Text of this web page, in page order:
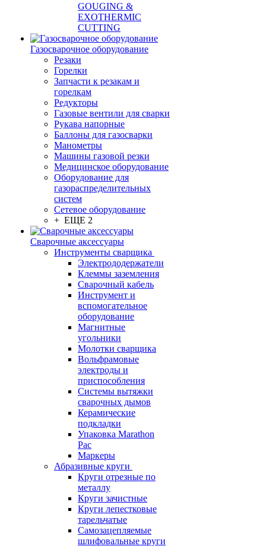
GOUGING &
EXOTHERMIC
CUTTING
Газосварочное оборудование
Резаки
Горелки
Запчасти к резакам и
горелкам
Редукторы
Газовые вентили для сварки
Рукава напорные
Баллоны для газосварки
Манометры
Машины газовой резки
Медицинское оборудование
Оборудование для
газораспределительных
систем
Сетевое оборудование
+ ЕЩЕ 2
Сварочные аксессуары
Инструменты сварщика
Электрододержатели
Клеммы заземления
Сварочный кабель
Инструмент и
вспомогательное
оборудование
Магнитные
угольники
Молотки сварщика
Вольфрамовые
электроды и
приспособления
Системы вытяжки
сварочных дымов
Керамические
подкладки
Упаковка Marathon
Pac
Маркеры
Абразивные круги
Круги отрезные по
металлу
Круги зачистные
Круги лепестковые
тарельчатые
Самозацепляемые
шлифовальные круги